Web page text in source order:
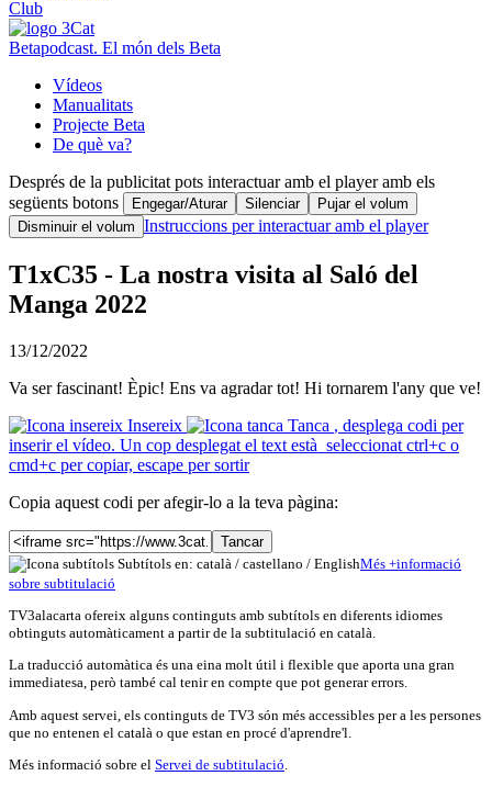
Club
Betapodcast. El món dels Beta
Vídeos
Manualitats
Projecte Beta
De què va?
Després de la publicitat pots interactuar amb el player amb els
següents botons
Engegar/Aturar Silenciar
Pujar el volum
Disminuir el volum Instruccions per interactuar amb el player
T1xC35 - La nostra visita al Saló del
Manga 2022
13/12/2022
Va ser fascinant! Èpic! Ens va agradar tot! Hi tornarem l'any que ve!
Insereix
Tanca , desplega codi per
inserir el vídeo. Un cop desplegat el text està seleccionat ctrl+c o
cmd+c per copiar, escape per sortir
Copia aquest codi per afegir-lo a la teva pàgina:
Tancar
Subtítols en: català / castellano / EnglishMés +informació
sobre subtitulació
TV3alacarta ofereix alguns continguts amb subtítols en diferents idiomes
obtinguts automàticament a partir de la subtitulació en català.
La traducció automàtica és una eina molt útil i flexible que aporta una gran
immediatesa, però també cal tenir en compte que pot generar errors.
Amb aquest servei, els continguts de TV3 són més accessibles per a les persones
que no entenen el català o que estan en procé d'aprendre'l.
Més informació sobre el Servei de subtitulació